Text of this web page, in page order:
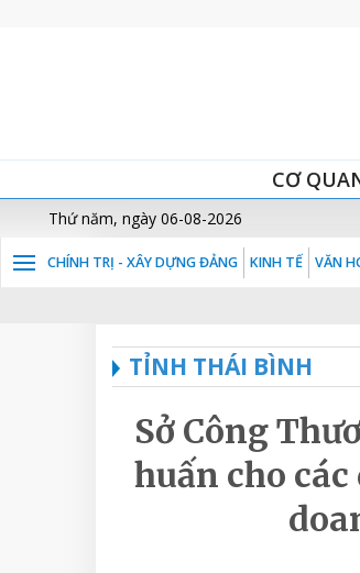
CƠ
Thứ năm, ngày 06-08-2026
CHÍNH TRỊ - XÂY DỰNG ĐẢNG KINH TẾ VĂN
TỈNH THÁI BÌNH
Sở Công
huấn cho